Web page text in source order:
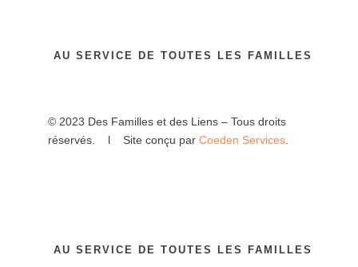
AU SERVICE DE TOUTES LES FAMILLES
© 2023 Des Familles et des Liens – Tous droits
réservés. l Site conçu par Coeden Services.
AU SERVICE DE TOUTES LES FAMILLES